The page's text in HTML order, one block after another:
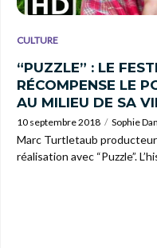
CULTURE
“PUZZLE” : LE
RÉCOMPENSE LE
AU MILIEU DE SA
10 septembre 2018 Sophie
Marc Turtletaub producteur
réalisation avec “Puzzle”.